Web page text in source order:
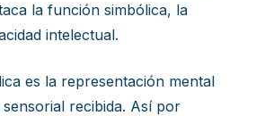
la función simbólica, la
intelectual.
es la representación mental
recibida. Así por